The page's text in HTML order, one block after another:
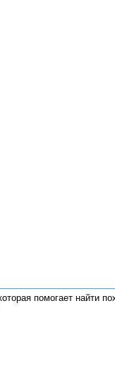
помогает найти